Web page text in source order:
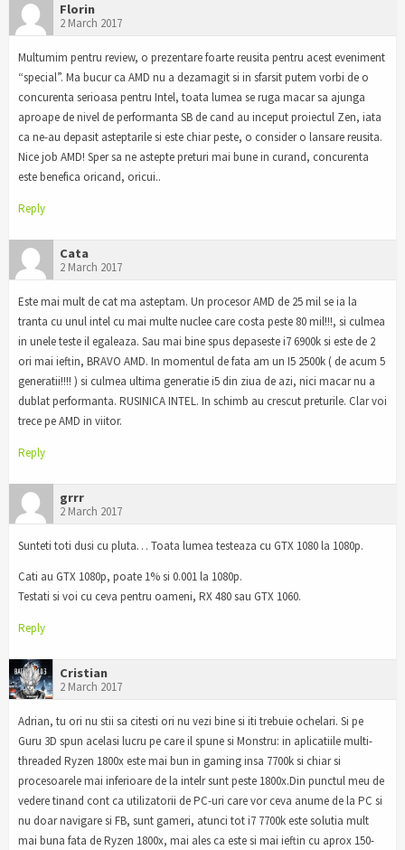
Florin
2 March 2017
Multumim pentru review, o prezentare foarte reusita pentru acest eveniment
“special”. Ma bucur ca AMD nu a dezamagit si in sfarsit putem vorbi de o
concurenta serioasa pentru Intel, toata lumea se ruga macar sa ajunga
aproape de nivel de performanta SB de cand au inceput proiectul Zen, iata
ca ne-au depasit asteptarile si este chiar peste, o consider o lansare reusita.
Nice job AMD! Sper sa ne astepte preturi mai bune in curand, concurenta
este benefica oricand, oricui..
Reply
Cata
2 March 2017
Este mai mult de cat ma asteptam. Un procesor AMD de 25 mil se ia la
tranta cu unul intel cu mai multe nuclee care costa peste 80 mil!!!, si culmea
in unele teste il egaleaza. Sau mai bine spus depaseste i7 6900k si este de 2
ori mai ieftin, BRAVO AMD. In momentul de fata am un I5 2500k ( de acum 5
generatii!!!! ) si culmea ultima generatie i5 din ziua de azi, nici macar nu a
dublat performanta. RUSINICA INTEL. In schimb au crescut preturile. Clar voi
trece pe AMD in viitor.
Reply
grrr
2 March 2017
Sunteti toti dusi cu pluta… Toata lumea testeaza cu GTX 1080 la 1080p.
Cati au GTX 1080p, poate 1% si 0.001 la 1080p.
Testati si voi cu ceva pentru oameni, RX 480 sau GTX 1060.
Reply
Cristian
2 March 2017
Adrian, tu ori nu stii sa citesti ori nu vezi bine si iti trebuie ochelari. Si pe
Guru 3D spun acelasi lucru pe care il spune si Monstru: in aplicatiile multi-
threaded Ryzen 1800x este mai bun in gaming insa 7700k si chiar si
procesoarele mai inferioare de la intelr sunt peste 1800x.Din punctul meu de
vedere tinand cont ca utilizatorii de PC-uri care vor ceva anume de la PC si
nu doar navigare si FB, sunt gameri, atunci tot i7 7700k este solutia mult
mai buna fata de Ryzen 1800x, mai ales ca este si mai ieftin cu aprox 150-